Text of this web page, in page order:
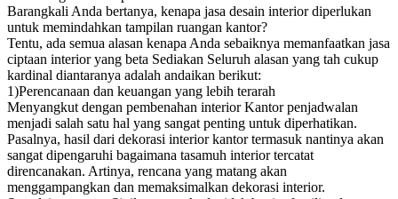
Barangkali Anda bertanya, kenapa jasa desain interior diperlukan
untuk memindahkan tampilan ruangan kantor?
Tentu, ada semua alasan kenapa Anda sebaiknya memanfaatkan jasa
ciptaan interior yang beta Sediakan Seluruh alasan yang tah cukup
kardinal diantaranya adalah andaikan berikut:
1)Perencanaan dan keuangan yang lebih terarah
Menyangkut dengan pembenahan interior Kantor penjadwalan
menjadi salah satu hal yang sangat penting untuk diperhatikan.
Pasalnya, hasil dari dekorasi interior kantor termasuk nantinya akan
sangat dipengaruhi bagaimana tasamuh interior tercatat
direncanakan. Artinya, rencana yang matang akan
menggampangkan dan memaksimalkan dekorasi interior.